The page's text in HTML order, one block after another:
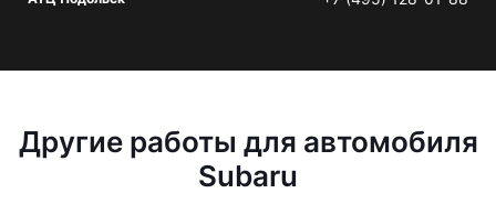
Другие работы для автомобиля
Subaru